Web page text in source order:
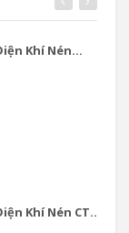
Khí Nén...
Khí Nén CT...